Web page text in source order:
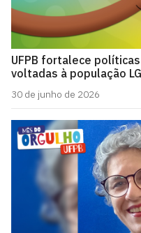
UFPB fortalece
voltadas à população
30 de junho de 2026